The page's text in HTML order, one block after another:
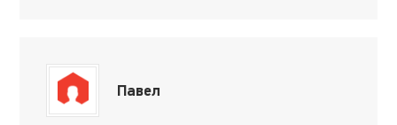
Павел